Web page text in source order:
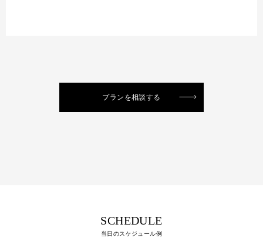
プランを相談する
SCHEDULE
当日のスケジュール例